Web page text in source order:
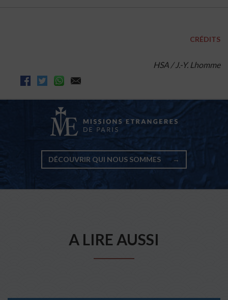
CRÉDITS
HSA / J.-Y. Lhomme
DÉCOUVRIR QUI NOUS SOMMES →
A LIRE AUSSI